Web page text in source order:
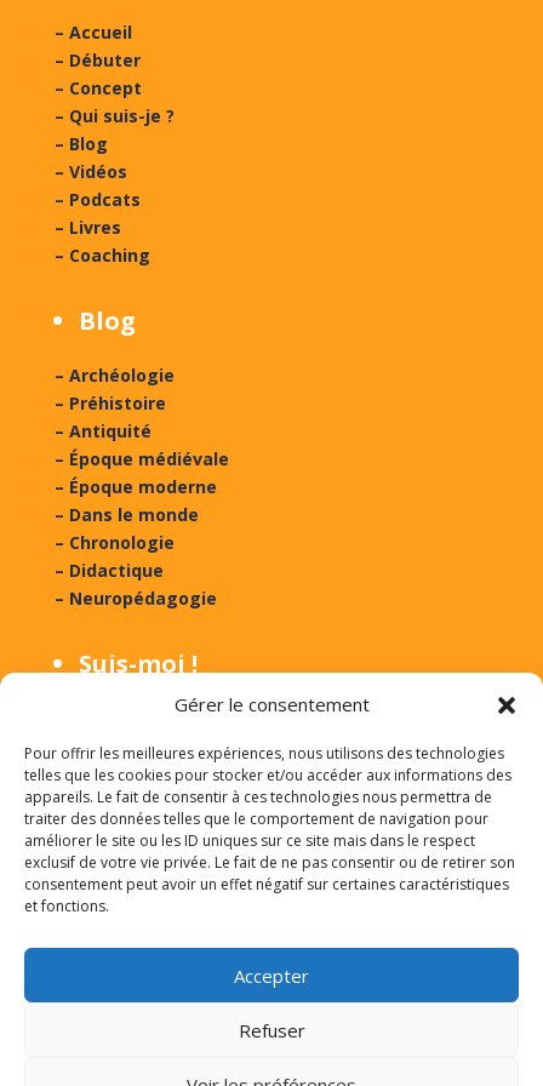
Gérer le consentement
Pour offrir les meilleures expériences, nous utilisons des technologies
telles que les cookies pour stocker et/ou accéder aux informations des
appareils. Le fait de consentir à ces technologies nous permettra de
traiter des données telles que le comportement de navigation pour
améliorer le site ou les ID uniques sur ce site mais dans le respect
exclusif de votre vie privée. Le fait de ne pas consentir ou de retirer son
consentement peut avoir un effet négatif sur certaines caractéristiques
et fonctions.
Accepter
Refuser
– Accueil
– Débuter
– Concept
– Qui suis-je ?
– Blog
– Vidéos
– Podcats
– Livres
– Coaching
Blog
– Archéologie
– Préhistoire
– Antiquité
– Époque médiévale
– Époque moderne
– Dans le monde
– Chronologie
– Didactique
– Neuropédagogie
Suis-moi !
Suivre Suivre
Suivre
1 clic ici